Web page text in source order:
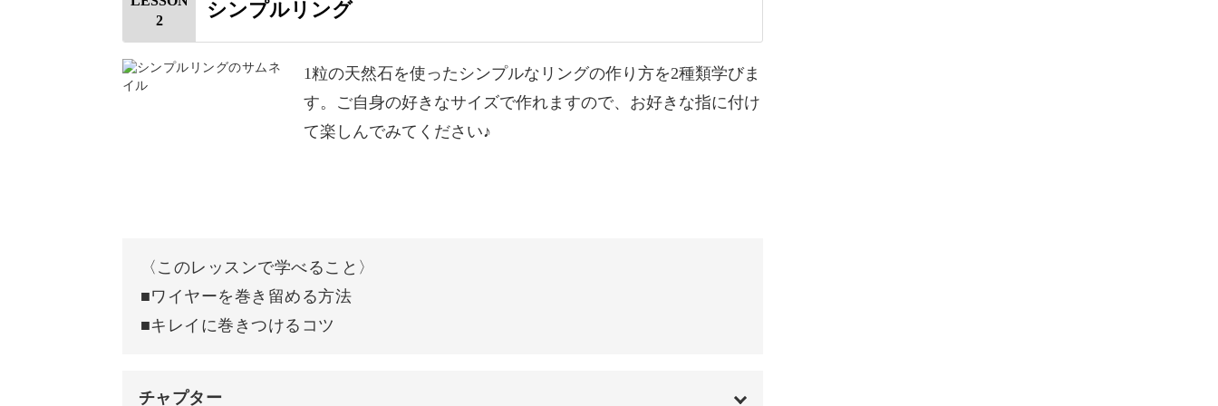
初心者さんでも大丈夫！
使用材料・道具
ワイヤーについて 07:31
10:34
2
シンプルリング
1粒の天然石を使ったシンプルなリングの作り方を2種類学びま
す。ご自身の好きなサイズで作れますので、お好きな指に付け
て楽しんでみてください♪
〈このレッスンで学べること〉
■ワイヤーを巻き留める方法
■キレイに巻きつけるコツ
チャプター